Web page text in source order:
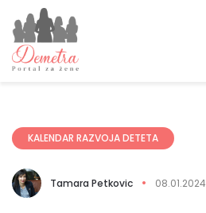
KALENDAR RAZVOJA DETETA
Tamara Petkovic 08.01.2024